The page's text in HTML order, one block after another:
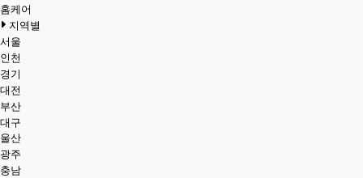
홈케어
지역별
서울
인천
경기
대전
부산
대구
울산
광주
충남